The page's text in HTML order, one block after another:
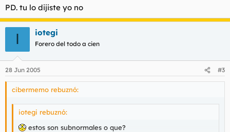
PD. tu lo dijiste yo no
I iotegi
Forero del todo a cien
28 Jun 2005 #3
cibermemo rebuznó:
iotegi rebuznó:
estos son subnormales o que?